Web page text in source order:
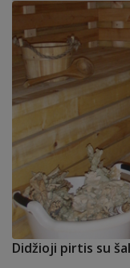
Didžioji pirtis su